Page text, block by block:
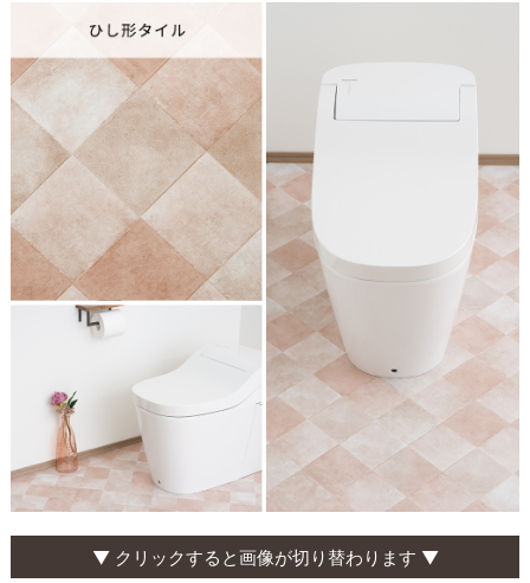
▼ クリックすると画像が切り替わります ▼